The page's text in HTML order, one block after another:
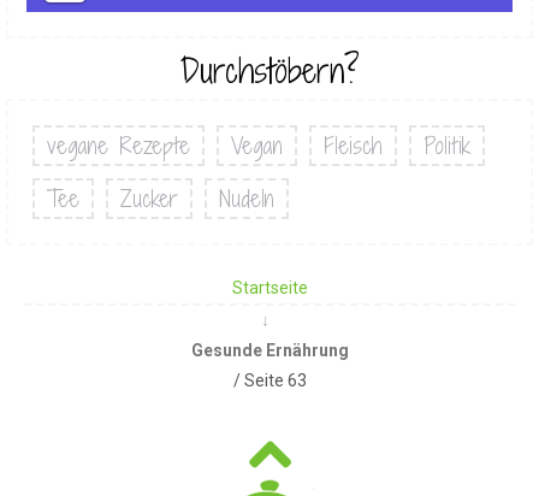
Durchstöbern?
vegane Rezepte Vegan Fleisch
Politik
Tee
Zucker Nudeln
Startseite
Gesunde Ernährung
/ Seite 63